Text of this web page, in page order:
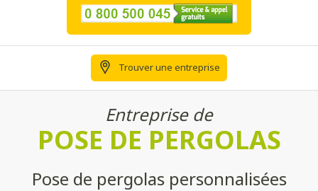
Trouver une entreprise
Entreprise de
POSE DE PERGOLAS
Pose de pergolas personnalisées